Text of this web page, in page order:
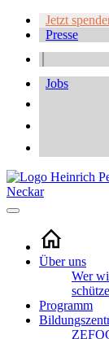
Jetzt
Presse
Jobs
Über uns
Wer
Programm